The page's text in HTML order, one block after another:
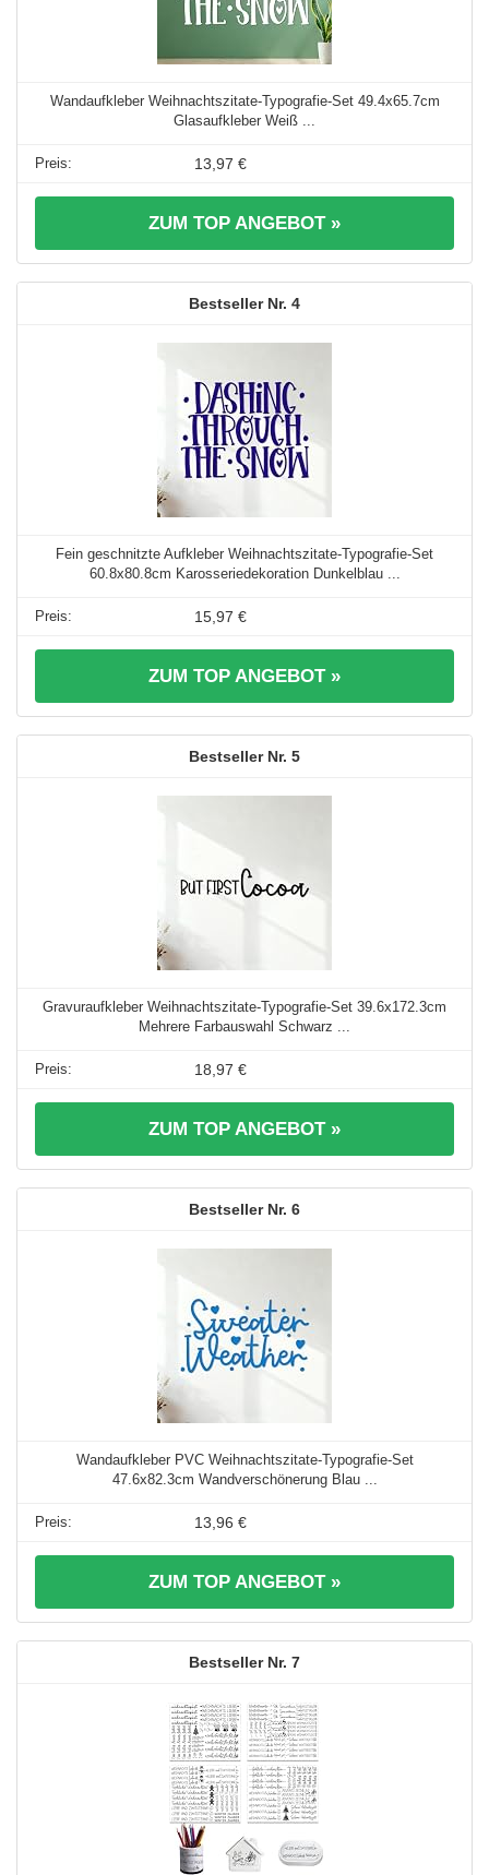
Wandaufkleber Weihnachtszitate-Typografie-Set 49.4x65.7cm
Glasaufkleber Weiß ...
13,97 €
ZUM TOP ANGEBOT »
4
Fein geschnitzte Aufkleber Weihnachtszitate-Typografie-Set
60.8x80.8cm Karosseriedekoration Dunkelblau ...
15,97 €
ZUM TOP ANGEBOT »
5
Gravuraufkleber Weihnachtszitate-Typografie-Set 39.6x172.3cm
Mehrere Farbauswahl Schwarz ...
18,97 €
ZUM TOP ANGEBOT »
6
Wandaufkleber PVC Weihnachtszitate-Typografie-Set
47.6x82.3cm Wandverschönerung Blau ...
13,96 €
ZUM TOP ANGEBOT »
7